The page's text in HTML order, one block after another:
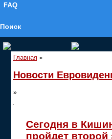
FAQ
Поиск
Главная »
Новости
»
Сегодня в
пройдет второй